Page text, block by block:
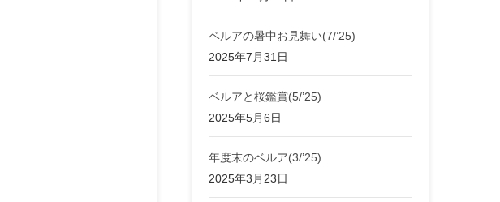
ベルアの暑中お見舞い(7/’25)
2025年7月31日
ベルアと桜鑑賞(5/’25)
2025年5月6日
年度末のベルア(3/’25)
2025年3月23日